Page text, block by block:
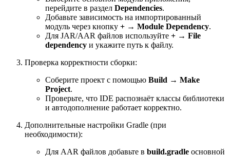
перейдите в раздел Dependencies.
Добавьте зависимость на импортированный
модуль через кнопку + → Module Dependency.
Для JAR/AAR файлов используйте + → File
dependency и укажите путь к файлу.
Проверка корректности сборки:
Соберите проект с помощью Build → Make
Project.
Проверьте, что IDE распознаёт классы библиотеки
и автодополнение работает корректно.
Дополнительные настройки Gradle (при
необходимости):
Для AAR файлов добавьте в build.gradle основной